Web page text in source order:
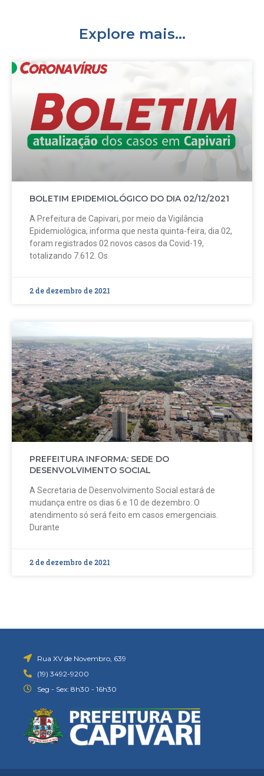
Explore mais...
BOLETIM EPIDEMIOLÓGICO DO DIA 02/12/2021
A Prefeitura de Capivari, por meio da Vigilância
Epidemiológica, informa que nesta quinta-feira, dia 02,
foram registrados 02 novos casos da Covid-19,
totalizando 7.612. Os
2 de dezembro de 2021
PREFEITURA INFORMA: SEDE DO
DESENVOLVIMENTO SOCIAL
A Secretaria de Desenvolvimento Social estará de
mudança entre os dias 6 e 10 de dezembro. O
atendimento só será feito em casos emergenciais.
Durante
2 de dezembro de 2021
Rua XV de Novembro, 639
(19) 3492-9200
Seg - Sex: 8h30 - 16h30